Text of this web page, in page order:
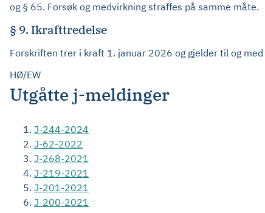
og § 65. Forsøk og medvirkning straffes på samme måte.
§ 9. Ikrafttredelse
Forskriften trer i kraft 1. januar 2026 og gjelder til og
HØ/EW
Utgåtte j-meldinger
J-244-2024
J-62-2022
J-268-2021
J-219-2021
J-201-2021
J-200-2021